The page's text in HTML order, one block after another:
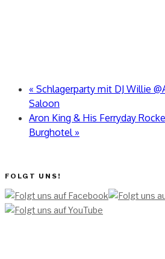
« Schlagerparty mit DJ Willie
Saloon
Aron King & His Ferryday
Burghotel »
FOLGT UNS!